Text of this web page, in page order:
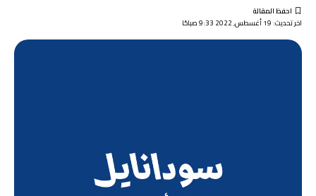
اخر تحديث: 19 أغسطس, 2022 9:33 صباحًا